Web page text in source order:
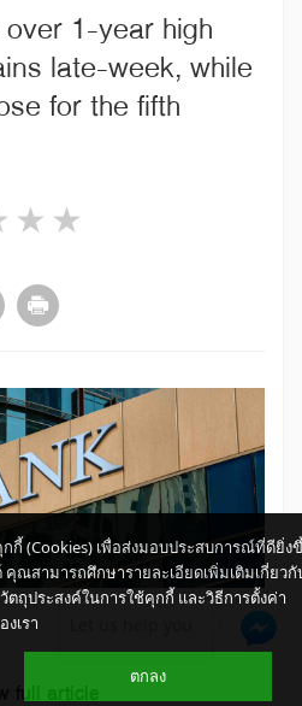
1-year high
late-week, while
for the fifth
4 stars
3 stars
stars
full article
กี้ (Cookies) เพื่อส่งมอบประสบการณ์ที่ดียิ่ง
ณสามารถศึกษารายละเอียดเพิ่มเติมเกี่ยวกั
ถุประสงค์ในการใช้คุกกี้ และวิธีการตั้งค่า
งเรา
ตกลง